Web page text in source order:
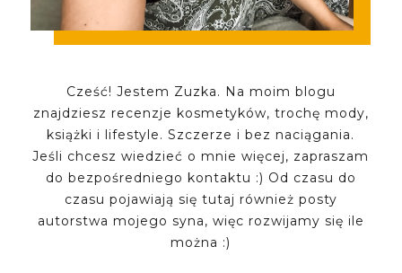
Cześć! Jestem Zuzka. Na moim blogu
znajdziesz recenzje kosmetyków, trochę mody,
książki i lifestyle. Szczerze i bez naciągania.
Jeśli chcesz wiedzieć o mnie więcej, zapraszam
do bezpośredniego kontaktu :) Od czasu do
czasu pojawiają się tutaj również posty
autorstwa mojego syna, więc rozwijamy się ile
można :)